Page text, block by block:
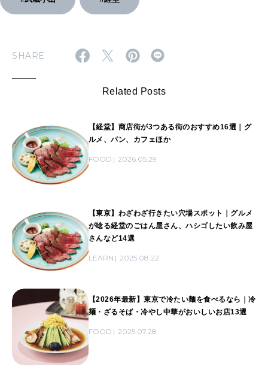
SHARE
Related Posts
【経堂】商店街が3つある街のおすすめ16選｜グ
ルメ、パン、カフェほか
FOOD 2026.05.29
【東京】わざわざ行きたい穴場スポット｜グルメ
が唸る経堂のごはん屋さん、ハシゴしたい飲み屋
さんなど14選
LEARN 2025.08.22
【2026年最新】東京で冷たい麺を食べるなら｜冷
麺・ざるそば・冷やし中華がおいしいお店13選
FOOD 2025.07.28